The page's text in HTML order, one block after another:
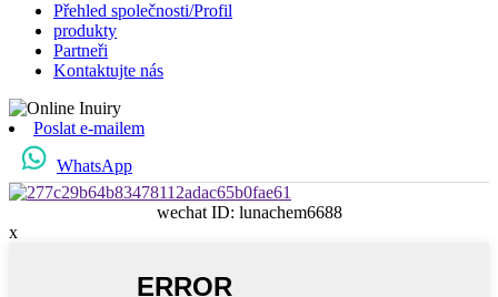
Přehled společnosti/Profil
produkty
Partneři
Kontaktujte nás
Poslat e-mailem
WhatsApp
wechat ID: lunachem6688
x